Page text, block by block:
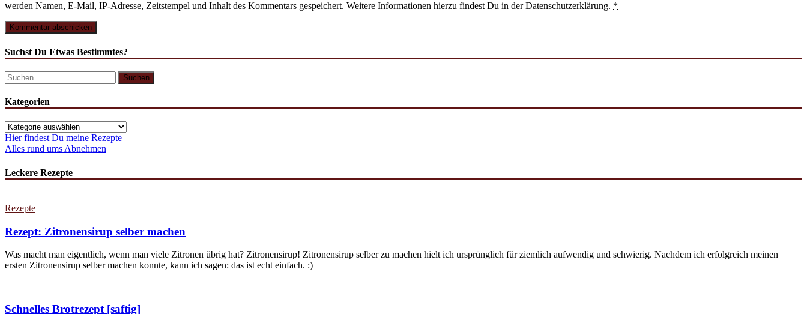
werden Namen, E-Mail, IP-Adresse, Zeitstempel und Inhalt des Kommentars gespeichert. Weitere Informationen hierzu findest Du in der Datenschutzerklärung. *
Suchst Du Etwas Bestimmtes?
Suchen
nach:
Kategorien
Kategorien
Hier findest Du meine Rezepte
Alles rund ums Abnehmen
Leckere Rezepte
Rezepte
Rezept: Zitronensirup selber machen
Was macht man eigentlich, wenn man viele Zitronen übrig hat? Zitronensirup! Zitronensirup selber zu machen hielt ich ursprünglich für ziemlich aufwendig und schwierig. Nachdem ich erfolgreich meinen
ersten Zitronensirup selber machen konnte, kann ich sagen: das ist echt einfach. :)
Schnelles Brotrezept [saftig]